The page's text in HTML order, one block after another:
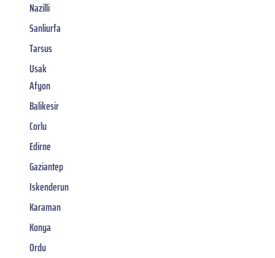
Nazilli
Sanliurfa
Tarsus
Usak
Afyon
Balikesir
Corlu
Edirne
Gaziantep
Iskenderun
Karaman
Konya
Ordu